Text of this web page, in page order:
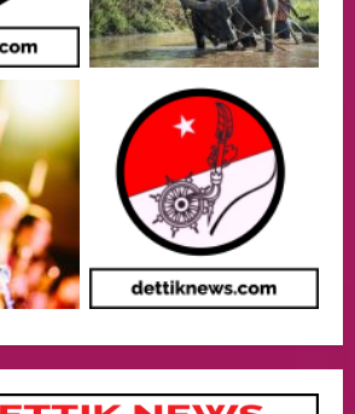
Menteri BPLH Moh. Jumhur Hidayat
Adakan Pertemuan Dengan Delegasi 6
lembaga investor, Berorientasi Untuk
Meningkatkan SDM
05/08/2026
Health
Aliyuddin: Anak Indonesia di Luar Negeri
Harus Berprestasi, Berkarakter, dan
Event